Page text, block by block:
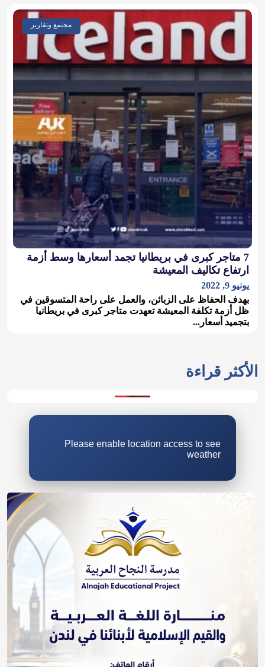
مجتمع وتقارير
7 متاجر كبرى في بريطانيا تجمد أسعارها وسط أزمة
ارتفاع تكاليف المعيشة
يونيو 9, 2022
بهدف الحفاظ على الزبائن، والعمل على راحة المتسوقين في
ظل أزمة تكلفة المعيشة تعهدت متاجر كبرى في بريطانيا
بتجميد أسعار...
الأكثر قراءة
Please enable location access to see
weather